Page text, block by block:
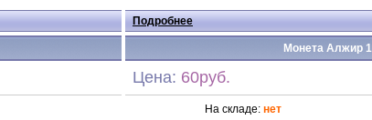
Подробнее
Монета Алжир
Цена: 60руб.
На складе: нет